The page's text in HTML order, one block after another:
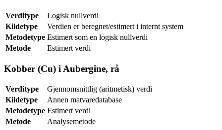
Verditype
Logisk nullverdi
Kildetype
Verdien er beregnet/estimert i internt system
Metodetype Estimert som en logisk nullverdi
Metode
Estimert verdi
Kobber (Cu) i Aubergine, rå
Verditype
Gjennomsnittlig (aritmetisk) verdi
Kildetype
Annen matvaredatabase
Metodetype Estimert verdi
Metode
Analysemetode